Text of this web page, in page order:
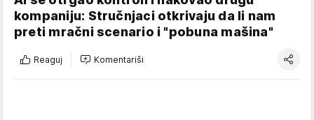
kompaniju: Stručnjaci otkrivaju da li nam
preti mračni scenario i "pobuna mašina"
Reaguj Komentariši